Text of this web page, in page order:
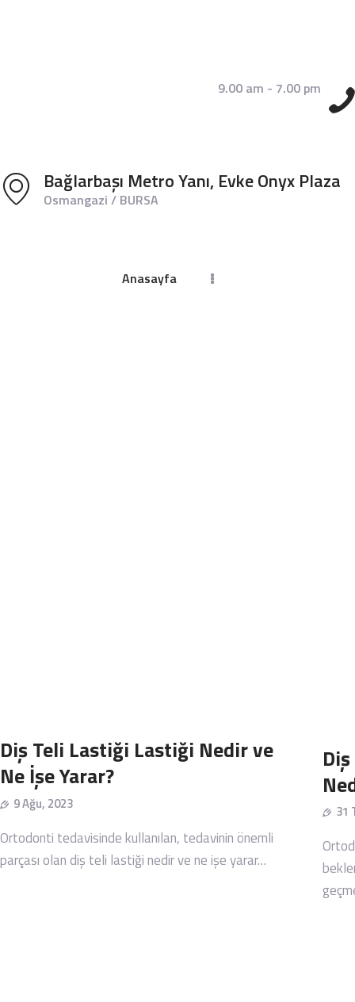
9.00 am - 7.00 pm
Bağlarbaşı Metro Yanı, Evke Onyx Plaza
Osmangazi / BURSA
Anasayfa
ANASAYFA
Diş Teli Lastiği Lastiği Nedir ve
Ne İşe Yarar?
9 Ağu, 2023
Ortodonti tedavisinde kullanılan, tedavinin önemli
parçası olan diş teli lastiği nedir ve ne işe yarar…
31